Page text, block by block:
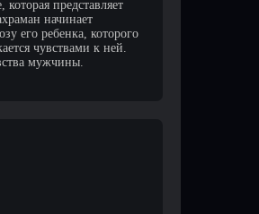
представляет
начинает
его ребенка, которого
чувствами к ней.
мужчины.